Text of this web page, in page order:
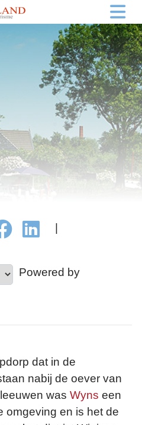
Powered by
dat in de
nabij de oever van
was Wyns een
omgeving en is het de